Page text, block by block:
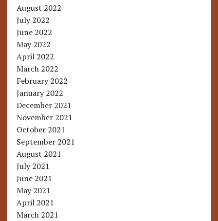
August 2022
July 2022
June 2022
May 2022
April 2022
March 2022
February 2022
January 2022
December 2021
November 2021
October 2021
September 2021
August 2021
July 2021
June 2021
May 2021
April 2021
March 2021